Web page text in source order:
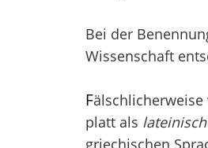
Bei der
Wissenschaft
F
platt als
griechischen